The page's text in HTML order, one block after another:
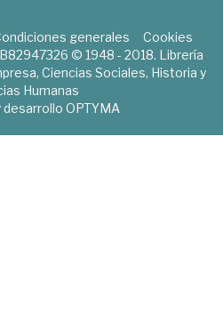
generales
Cookies
© 1948 - 2018. Librería
Ciencias Sociales, Historia y
Humanas
desarrollo OPTYMA